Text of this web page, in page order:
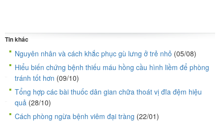
Tin khác
Nguyên nhân và cách khắc phục gù lưng ở trẻ nhỏ (05/08)
Hiểu biến chứng bệnh thiếu máu hồng cầu hình liềm để phòng
tránh tốt hơn (09/10)
Tổng hợp các bài thuốc dân gian chữa thoát vị đĩa đệm hiệu
quả (28/10)
Cách phòng ngừa bệnh viêm đại tràng (22/01)